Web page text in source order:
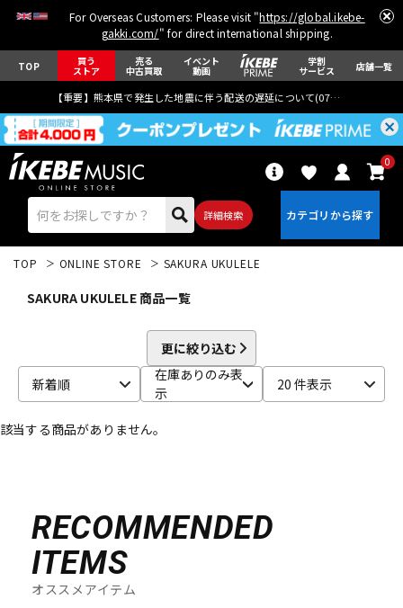
For Overseas Customers: Please visit "https://global.ikebe-
gakki.com/" for direct international shipping.
TOP 買う
ストア
売る
中古買取
イベント
動画
学割
サービス 店舗一覧
【重要】熊本県で発生した地震に伴う配送の遅延について(07月29日
詳細検索
0
エレキギター アコギ/エレアコ
ベース
キーボード
TOP ONLINE STORE SAKURA UKULELE
SAKURA UKULELE 商品一覧
更に絞り込む
新着順
在庫ありのみ表
示
20 件表示
該当する商品がありません。
RECOMMENDED
ITEMS
オススメアイテム